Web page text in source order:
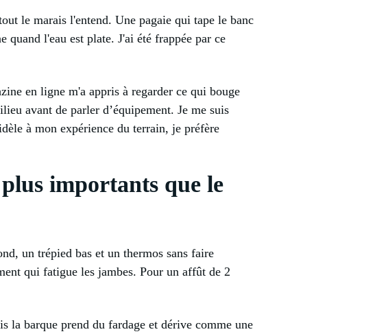
le marais l'entend. Une pagaie qui tape le banc
l'eau est plate. J'ai été frappée par ce
en ligne m'a appris à regarder ce qui bouge
avant de parler d’équipement. Je me suis
à mon expérience du terrain, je préfère
importants que le
un trépied bas et un thermos sans faire
qui fatigue les jambes. Pour un affût de 2
la barque prend du fardage et dérive comme une